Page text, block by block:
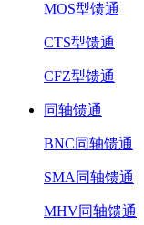
MOS型馈通
CTS型馈通
CFZ型馈通
同轴馈通
BNC同轴馈通
SMA同轴馈通
MHV同轴馈通